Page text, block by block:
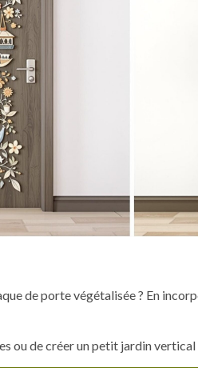
de porte végétalisée ? En
ou de créer un petit jardin